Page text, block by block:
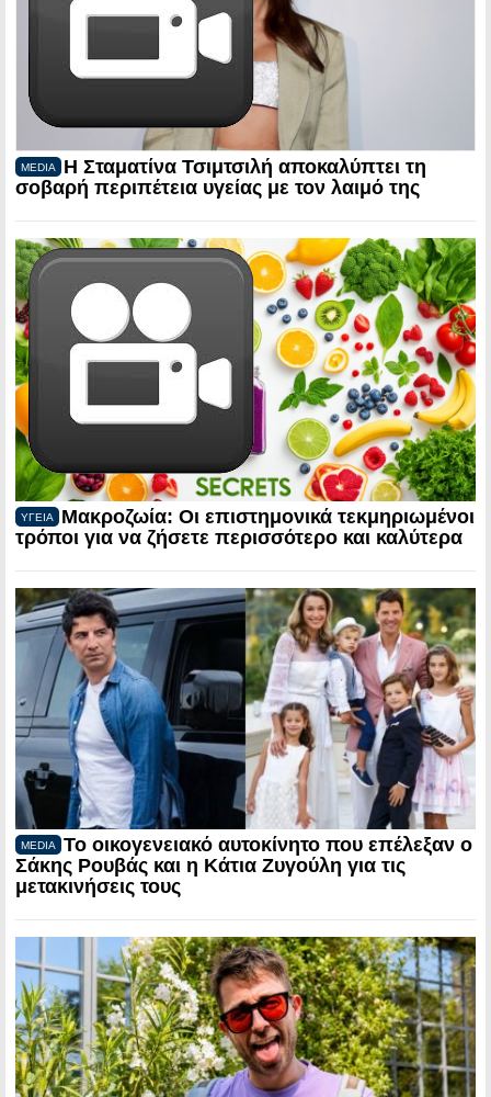
MEDIA
Η Σταματίνα Τσιμτσιλή αποκαλύπτει τη
σοβαρή περιπέτεια υγείας με τον λαιμό της
ΥΓΕΙΑ
Μακροζωία: Οι επιστημονικά τεκμηριωμένοι
τρόποι για να ζήσετε περισσότερο και καλύτερα
MEDIA
Το οικογενειακό αυτοκίνητο που επέλεξαν ο
Σάκης Ρουβάς και η Κάτια Ζυγούλη για τις
μετακινήσεις τους